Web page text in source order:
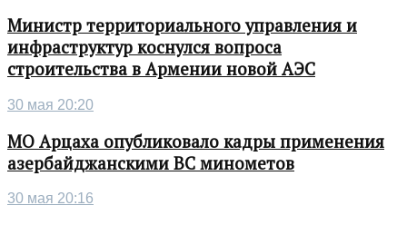
Министр территориального управления и
инфраструктур коснулся вопроса
строительства в Армении новой АЭС
30 мая 20:20
МО Арцаха опубликовало кадры применения
азербайджанскими ВС минометов
30 мая 20:16